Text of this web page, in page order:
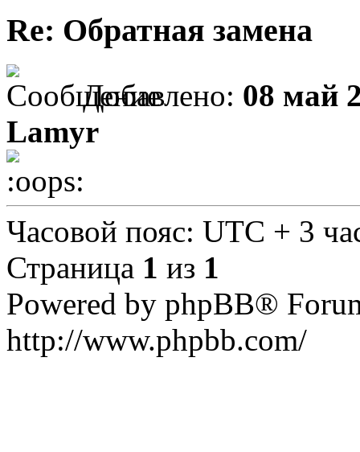
Re: Обратная замена
Добавлено: 08 май
Lamyr
Часовой пояс: UTC + 3
Страница 1 из 1
Powered by phpBB®
http://www.phpbb.com/